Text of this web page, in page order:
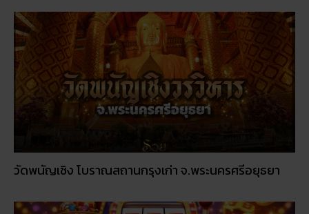
วัดพนัญเชิง โบราณสถานกรุงเก่า จ.พระนครศรีอยุธยา